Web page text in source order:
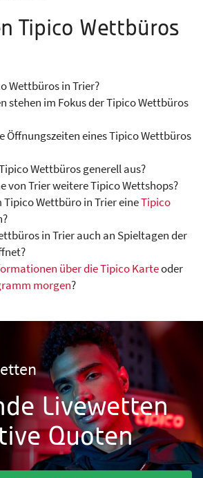
Tipico Wettbüros
Wettbüros in Trier?
stehen im Fokus der Tipico Wettbüros
Öffnungszeiten eines Tipico Wettbüros
Wettbüros generell aus?
von Trier weitere Tipico Wettshops?
Tipico Wettbüro in Trier eineTipico
in Trier auch an Spieltagen der
über die Tipico Karteoder
morgen?
Livewetten
Quoten